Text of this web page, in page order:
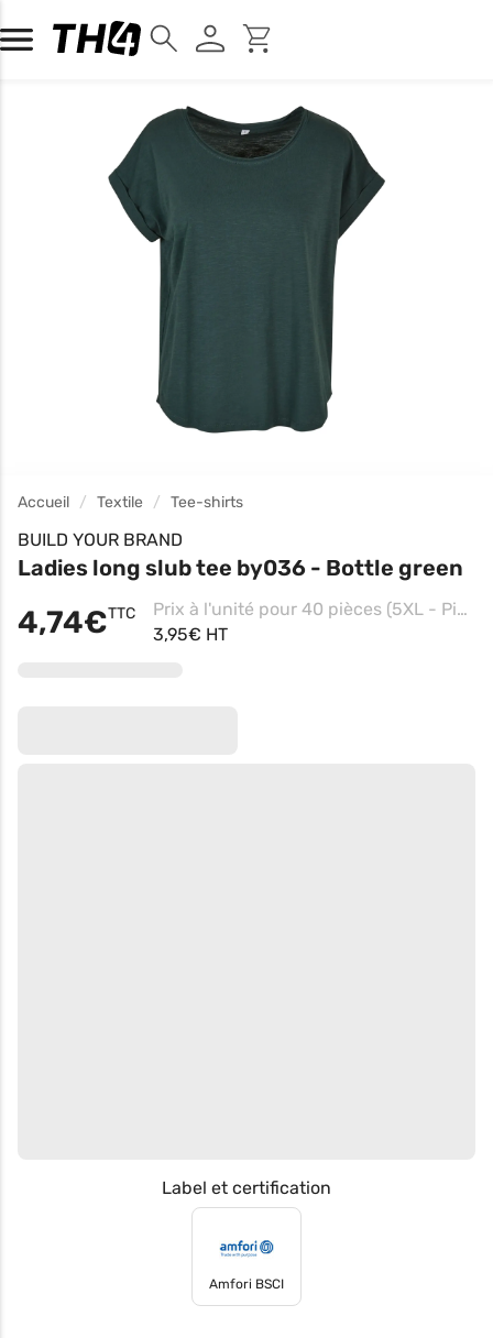
Accueil Textile Tee-shirts
BUILD YOUR BRAND
Ladies long slub tee by036 - Bottle green
4,74€TTC
Prix à l'unité pour 40 pièces (5XL - Pink)
3,95€ HT
Label et certification
Amfori BSCI